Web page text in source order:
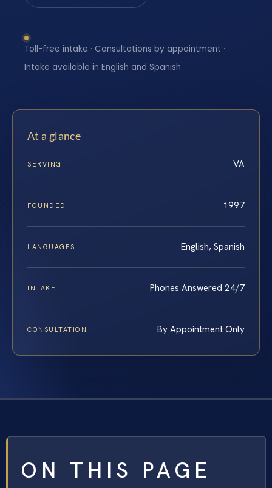
Toll-free intake · Consultations by appointment ·
Intake available in English and Spanish
At a glance
SERVING VA
FOUNDED 1997
LANGUAGES English, Spanish
INTAKE Phones Answered 24/7
CONSULTATION By Appointment Only
ON THIS PAGE